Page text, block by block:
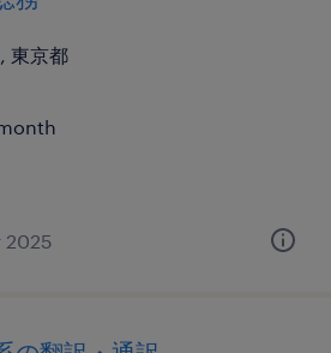
東京都
2025